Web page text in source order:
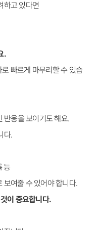
하고 있다면
.
빠르게 마무리할 수 있습
반응을 보이기도 해요.
다.
등
보여줄 수 있어야 합니다.
이 중요합니다.